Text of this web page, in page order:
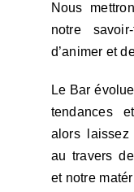
Nous
notre
d’animer et
Le Bar
tendances
alors laissez
au travers
et notre